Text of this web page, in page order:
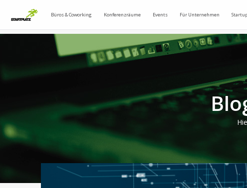
Büros & Coworking Konferenzräume Events Für Unternehmen